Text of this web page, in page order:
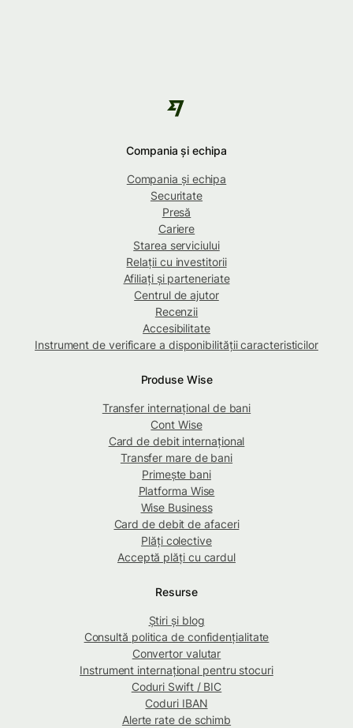
Compania și echipa
Compania și echipa
Securitate
Presă
Cariere
Starea serviciului
Relații cu investitorii
Afiliați și parteneriate
Centrul de ajutor
Recenzii
Accesibilitate
Instrument de verificare a disponibilității caracteristicilor
Produse Wise
Transfer internațional de bani
Cont Wise
Card de debit internațional
Transfer mare de bani
Primește bani
Platforma Wise
Wise Business
Card de debit de afaceri
Plăți colective
Acceptă plăți cu cardul
Resurse
Știri și blog
Consultă politica de confidențialitate
Convertor valutar
Instrument internațional pentru stocuri
Coduri Swift / BIC
Coduri IBAN
Alerte rate de schimb